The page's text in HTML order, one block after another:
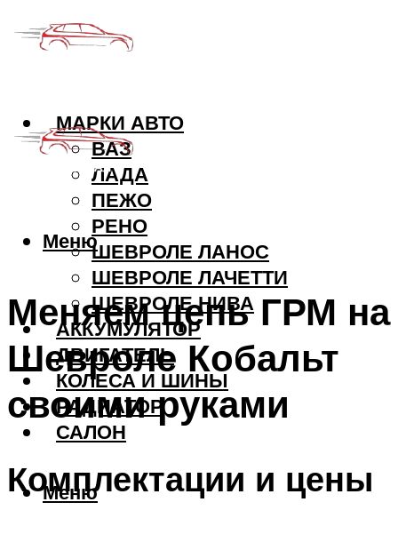
МАРКИ АВТО
ВАЗ
ЛАДА
ПЕЖО
РЕНО
ШЕВРОЛЕ ЛАНОС
ШЕВРОЛЕ ЛАЧЕТТИ
ШЕВРОЛЕ НИВА
АККУМУЛЯТОР
ДВИГАТЕЛЬ
КОЛЕСА И ШИНЫ
РАДИАТОР
САЛОН
Меню
Меню
Меняем цепь ГРМ на
Шевроле Кобальт
своими руками
Комплектации и цены